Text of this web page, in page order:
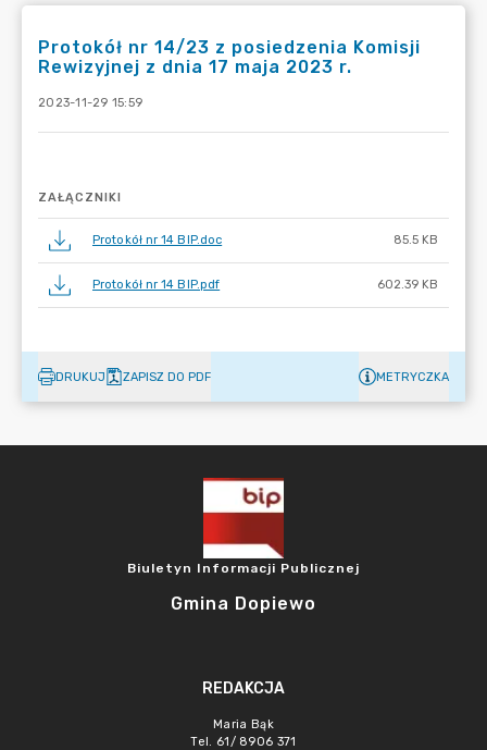
Protokół nr 14/23 z posiedzenia Komisji
Rewizyjnej z dnia 17 maja 2023 r.
2023-11-29 15:59
ZAŁĄCZNIKI
Protokół nr 14 BIP.doc 85.5 KB
Protokół nr 14 BIP.pdf 602.39 KB
DRUKUJ ZAPISZ DO PDF METRYCZKA
Biuletyn Informacji Publicznej
Gmina Dopiewo
REDAKCJA
Maria Bąk
Tel. 61/ 8906 371